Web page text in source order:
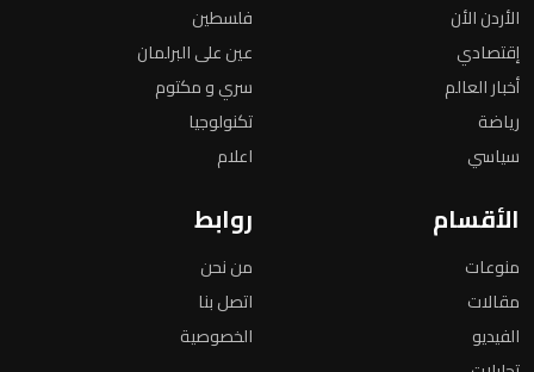
الأردن الأن
إقتصادي
أخبار العالم
رياضة
سياسي
فلسطين
عين على البرلمان
سري و مكتوم
تكنولوجيا
اعلام
الأقسام
منوعات
مقالات
الفيديو
روابط
من نحن
اتصل بنا
الخصوصية